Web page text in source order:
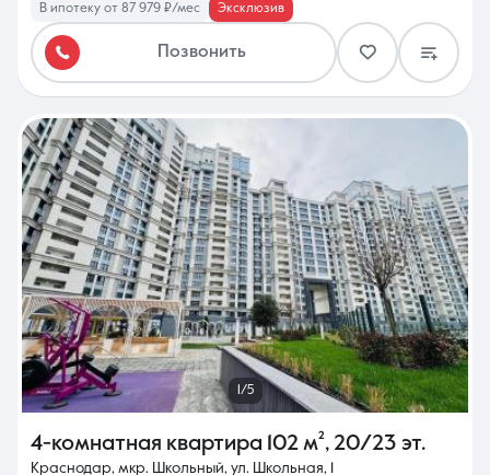
В ипотеку от 87 979 ₽/мес Эксклюзив
Позвонить
1/5
4-комнатная квартира 102 м², 20/23 эт.
Краснодар, мкр. Школьный, ул. Школьная, 1